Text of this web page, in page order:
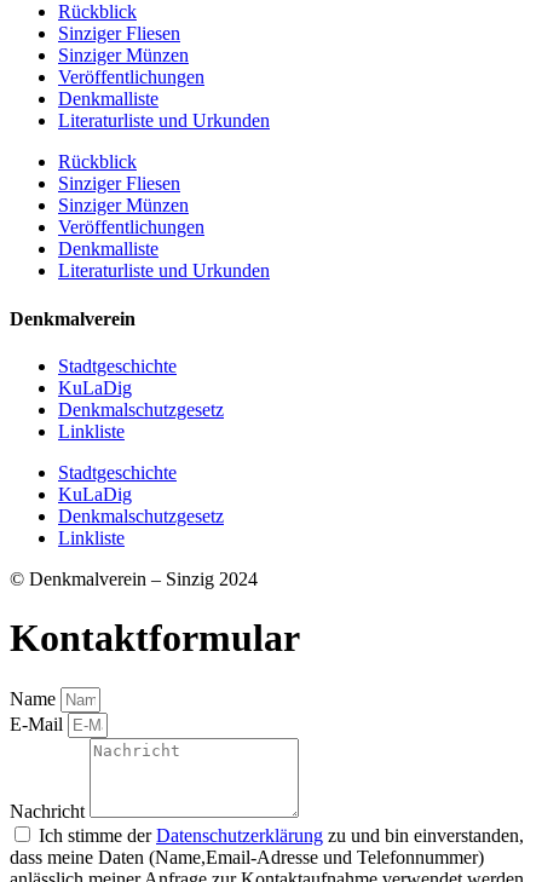
Rückblick
Sinziger Fliesen
Sinziger Münzen
Veröffentlichungen
Denkmalliste
Literaturliste und Urkunden
Rückblick
Sinziger Fliesen
Sinziger Münzen
Veröffentlichungen
Denkmalliste
Literaturliste und Urkunden
Denkmalverein
Stadtgeschichte
KuLaDig
Denkmalschutzgesetz
Linkliste
Stadtgeschichte
KuLaDig
Denkmalschutzgesetz
Linkliste
© Denkmalverein – Sinzig 2024
Kontaktformular
Name
E-Mail
Nachricht
Ich stimme derDatenschutzerklärung zu und bin einverstanden,
dass meine Daten (Name,Email-Adresse und Telefonnummer)